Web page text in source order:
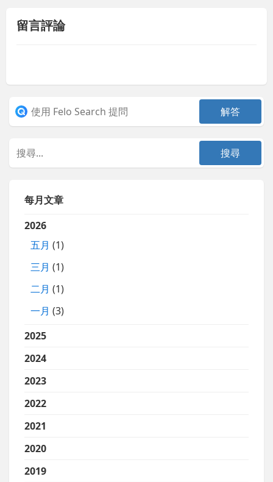
留言評論
每月文章
2026
五月 (1)
三月 (1)
二月 (1)
一月 (3)
2025
2024
2023
2022
2021
2020
2019